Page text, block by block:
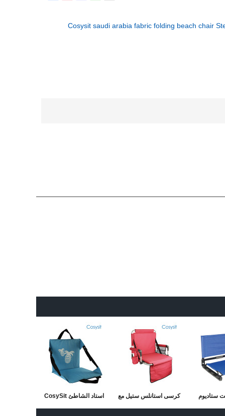
Cosysit saudi arabia fabric folding beach chair
ستاديوم كرسى استانلس ستيل مع استاد الشاطئ CosySit